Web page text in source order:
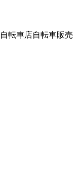
自転車店自転車販売